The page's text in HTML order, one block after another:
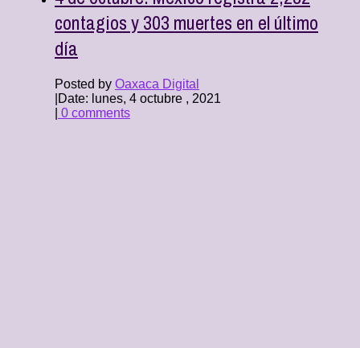
contagios y 303 muertes en el último
día
Posted by Oaxaca Digital
Date: lunes, 4 octubre , 2021
0 comments